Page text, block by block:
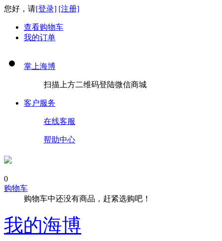
您好，请[登录] [注册]
查看购物车
我的订单
掌上海博
扫描上方二维码登陆微信商城
客户服务
在线客服
帮助中心
0
购物车
购物车中还没有商品，赶紧选购吧！
我的海博